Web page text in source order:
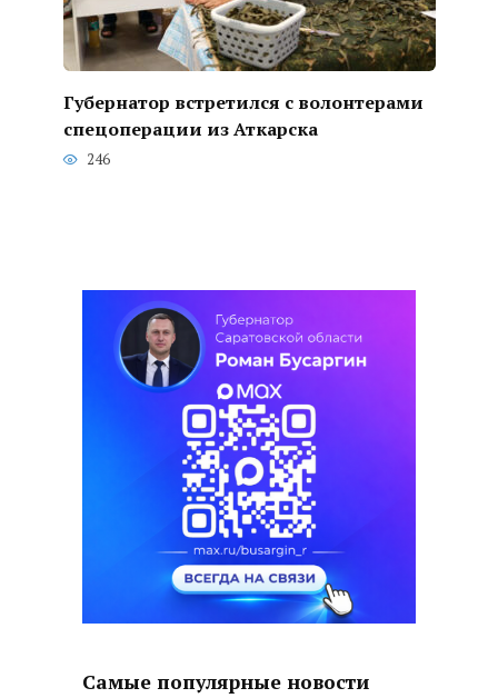
Губернатор встретился с волонтерами
спецоперации из Аткарска
246
Самые популярные новости